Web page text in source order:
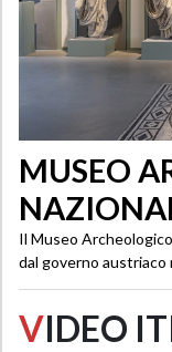
MUSEO
Il Museo
dal governo austriaco
VIDEO